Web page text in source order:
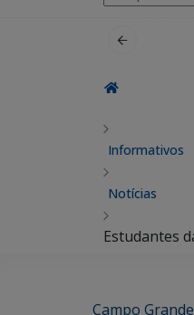
por:
Informativos
Notícias
Estudantes
Campo Grande